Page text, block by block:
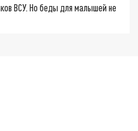
ВСУ. Но беды для малышей не